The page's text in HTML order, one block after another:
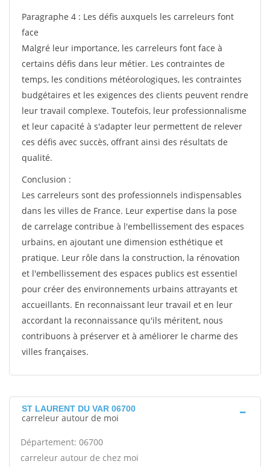
Paragraphe 4 : Les défis auxquels les carreleurs font
face
Malgré leur importance, les carreleurs font face à
certains défis dans leur métier. Les contraintes de
temps, les conditions météorologiques, les contraintes
budgétaires et les exigences des clients peuvent rendre
leur travail complexe. Toutefois, leur professionnalisme
et leur capacité à s'adapter leur permettent de relever
ces défis avec succès, offrant ainsi des résultats de
qualité.
Conclusion :
Les carreleurs sont des professionnels indispensables
dans les villes de France. Leur expertise dans la pose
de carrelage contribue à l'embellissement des espaces
urbains, en ajoutant une dimension esthétique et
pratique. Leur rôle dans la construction, la rénovation
et l'embellissement des espaces publics est essentiel
pour créer des environnements urbains attrayants et
accueillants. En reconnaissant leur travail et en leur
accordant la reconnaissance qu'ils méritent, nous
contribuons à préserver et à améliorer le charme des
villes françaises.
ST LAURENT DU VAR 06700
carreleur autour de moi
Département: 06700
carreleur autour de chez moi